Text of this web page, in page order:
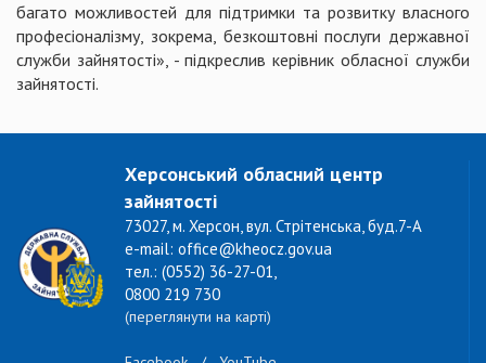
багато можливостей для підтримки та розвитку власного
професіоналізму, зокрема, безкоштовні послуги державної
служби зайнятості», - підкреслив керівник обласної служби
зайнятості.
Херсонський обласний центр
зайнятості
73027, м. Херсон, вул. Стрітенська, буд.7-А
e-mail: office@kheocz.gov.ua
тел.: (0552) 36-27-01,
0800 219 730
(переглянути на карті)